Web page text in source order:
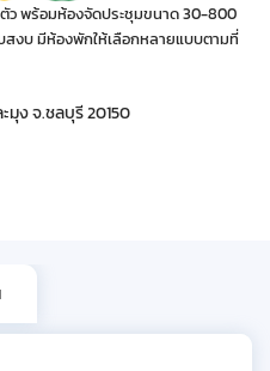
ว พร้อมห้องจัดประชุมขนาด 30-800
งบ มีห้องพักให้เลือกหลายแบบตามที่
มุง จ.ชลบุรี 20150